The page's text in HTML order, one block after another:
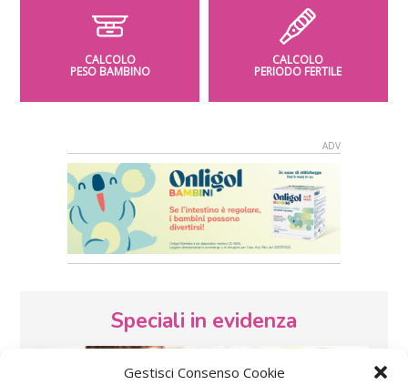
Gestisci Consenso Cookie
CALCOLO
PESO BAMBINO
CALCOLO
PERIODO FERTILE
Speciali in evidenza